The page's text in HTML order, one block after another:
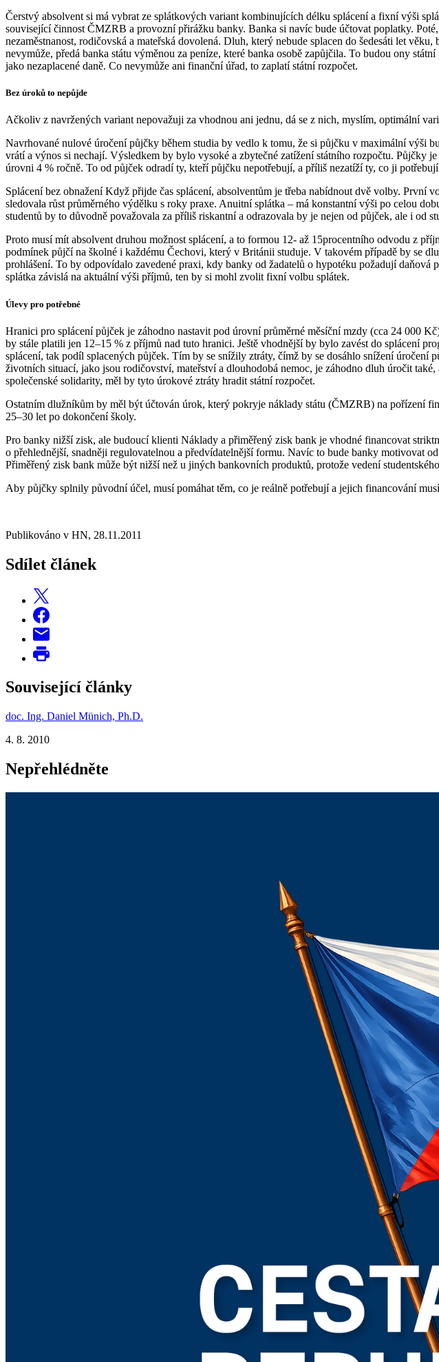
Čerstvý absolvent si má vybrat ze splátkových variant kombinujících délku splácení a fixní výši
související činnost ČMZRB a provozní přirážku banky. Banka si navíc bude účtovat poplatky.
nezaměstnanost, rodičovská a mateřská dovolená. Dluh, který nebude splacen do šedesáti let
nevymůže, předá banka státu výměnou za peníze, které banka osobě zapůjčila. To budou ony
jako nezaplacené daně. Co nevymůže ani finanční úřad, to zaplatí státní rozpočet.
Bez úroků to nepůjde
Ačkoliv z navržených variant nepovažuji za vhodnou ani jednu, dá se z nich, myslím, optimální
Navrhované nulové úročení půjčky během studia by vedlo k tomu, že si půjčku v maximální výši
vrátí a výnos si nechají. Výsledkem by bylo vysoké a zbytečné zatížení státního rozpočtu. Půjčky
úrovni 4 % ročně. To od půjček odradí ty, kteří půjčku nepotřebují, a příliš nezatíží ty, co ji
Splácení bez obnažení Když přijde čas splácení, absolventům je třeba nabídnout dvě volby.
sledovala růst průměrného výdělku s roky praxe. Anuitní splátka – má konstantní výši po celou
studentů by to důvodně považovala za příliš riskantní a odrazovala by je nejen od půjček, ale i od
Proto musí mít absolvent druhou možnost splácení, a to formou 12- až 15procentního odvodu z
podmínek půjčí na školné i každému Čechovi, který v Británii studuje. V takovém případě by se
prohlášení. To by odpovídalo zavedené praxi, kdy banky od žadatelů o hypotéku požadují
splátka závislá na aktuální výši příjmů, ten by si mohl zvolit fixní volbu splátek.
Úlevy pro potřebné
Hranici pro splácení půjček je záhodno nastavit pod úrovní průměrné měsíční mzdy (cca 24 000
by stále platili jen 12–15 % z příjmů nad tuto hranici. Ještě vhodnější by bylo zavést do splácení
splácení, tak podíl splacených půjček. Tím by se snížily ztráty, čímž by se dosáhlo snížení úročení
životních situací, jako jsou rodičovství, mateřství a dlouhodobá nemoc, je záhodno dluh úročit
společenské solidarity, měl by tyto úrokové ztráty hradit státní rozpočet.
Ostatním dlužníkům by měl být účtován úrok, který pokryje náklady státu (ČMZRB) na pořízení
25–30 let po dokončení školy.
Pro banky nižší zisk, ale budoucí klienti Náklady a přiměřený zisk bank je vhodné financovat
o přehlednější, snadněji regulovatelnou a předvídatelnější formu. Navíc to bude banky motivovat
Přiměřený zisk bank může být nižší než u jiných bankovních produktů, protože vedení
Aby půjčky splnily původní účel, musí pomáhat těm, co je reálně potřebují a jejich financování
Publikováno v HN, 28.11.2011
Sdílet článek
Související články
doc. Ing. Daniel Münich, Ph.D.
4. 8. 2010
Nepřehlédněte